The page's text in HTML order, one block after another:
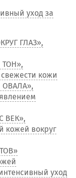
уход за
ГЛАЗ»,
кожи
ВЕК»,
кожей вокруг
уход